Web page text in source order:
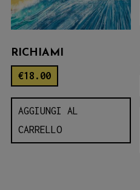
RICHIAMI
€18.00
AGGIUNGI AL
CARRELLO